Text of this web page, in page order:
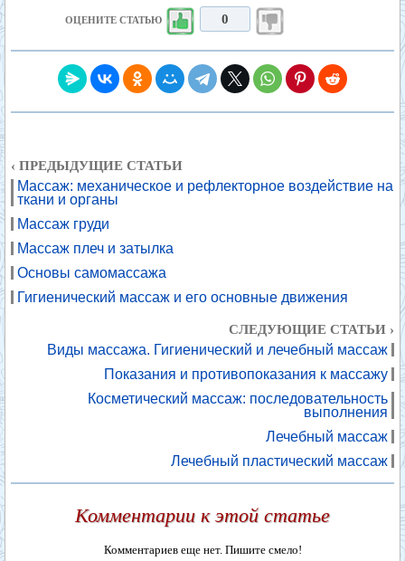
ОЦЕНИТЕ СТАТЬЮ 0
‹ ПРЕДЫДУЩИЕ СТАТЬИ
Массаж: механическое и рефлекторное воздействие на
ткани и органы
Массаж груди
Массаж плеч и затылка
Основы самомассажа
Гигиенический массаж и его основные движения
СЛЕДУЮЩИЕ СТАТЬИ ›
Виды массажа. Гигиенический и лечебный массаж
Показания и противопоказания к массажу
Косметический массаж: последовательность
выполнения
Лечебный массаж
Лечебный пластический массаж
Комментарии к этой статье
Комментариев еще нет. Пишите смело!